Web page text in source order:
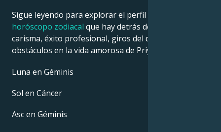
Sigue leyendo para explorar el perfil detallado del
horóscopo zodiacal que hay detrás del talento,
carisma, éxito profesional, giros del destino y
obstáculos en la vida amorosa de Priyanka Chopra.
Luna en Géminis
Sol en Cáncer
Asc en Géminis